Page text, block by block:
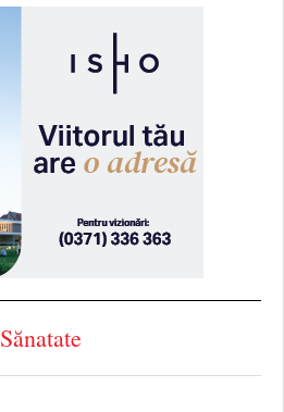
Sănatate